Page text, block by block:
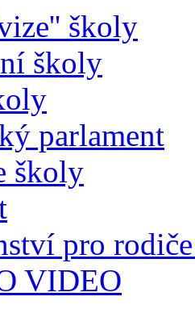
školy
školy
parlament
školy
pro
VIDEO